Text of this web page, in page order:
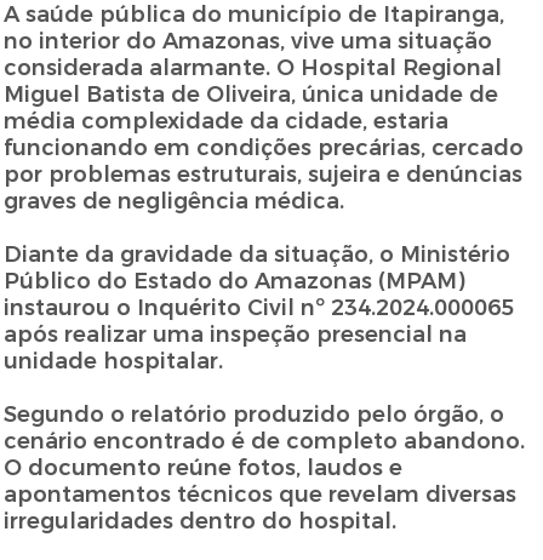
A saúde pública do município de Itapiranga,
no interior do Amazonas, vive uma situação
considerada alarmante. O Hospital Regional
Miguel Batista de Oliveira, única unidade de
média complexidade da cidade, estaria
funcionando em condições precárias, cercado
por problemas estruturais, sujeira e denúncias
graves de negligência médica.
Diante da gravidade da situação, o Ministério
Público do Estado do Amazonas (MPAM)
instaurou o Inquérito Civil nº 234.2024.000065
após realizar uma inspeção presencial na
unidade hospitalar.
Segundo o relatório produzido pelo órgão, o
cenário encontrado é de completo abandono.
O documento reúne fotos, laudos e
apontamentos técnicos que revelam diversas
irregularidades dentro do hospital.